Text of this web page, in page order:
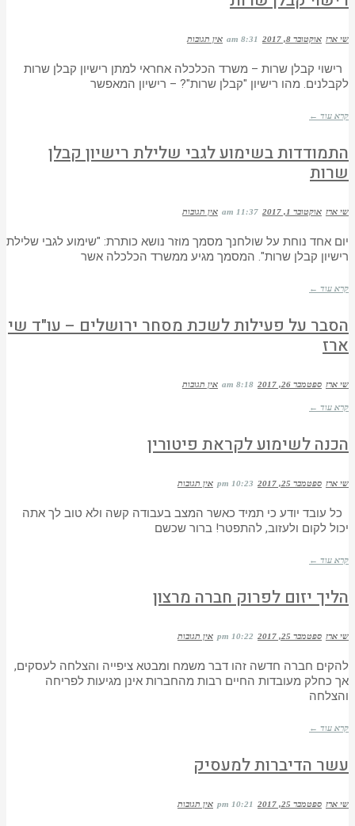
שי ארז אוקטובר 8, 2017 8:31 am אין תגובות
רישוי קבלן שרות – משרד הכלכלה אחראי למתן רישיון קבלן שרות
לקבלנים. מהו רישיון "קבלן שרות"? – רישיון המאפשר
קרא עוד ←
התמודדות בשימוע לגבי שלילת רישיון קבלן
שרות
שי ארז אוקטובר 1, 2017 11:37 am אין תגובות
יום אחד נוחת על שולחנך מסמך מוזר נושא כותרת: "שימוע לגבי שלילת
רישיון קבלן שרות". המסמך מגיע ממשרד הכלכלה אשר
קרא עוד ←
הסבר על פעילות לשכת מסחר ירושלים – עו"ד שי
ארז
שי ארז ספטמבר 26, 2017 8:18 am אין תגובות
קרא עוד ←
הכנה לשימוע לקראת פיטורין
שי ארז ספטמבר 25, 2017 10:23 pm אין תגובות
כל עובד יודע כי תמיד כאשר המצב בעבודה קשה ולא טוב לך אתה
יכול לקום ולעזוב, להתפטר! ברור שכשם
קרא עוד ←
הליך יזום לפרוק חברה מרצון
שי ארז ספטמבר 25, 2017 10:22 pm אין תגובות
להקים חברה חדשה זהו דבר משמח ומבטא ציפייה והצלחה לעסקים,
אך כחלק מעובדות החיים רבות מהחברות אינן מגיעות לפריחה
והצלחה
קרא עוד ←
עשר הדיברות למעסיק
שי ארז ספטמבר 25, 2017 10:21 pm אין תגובות